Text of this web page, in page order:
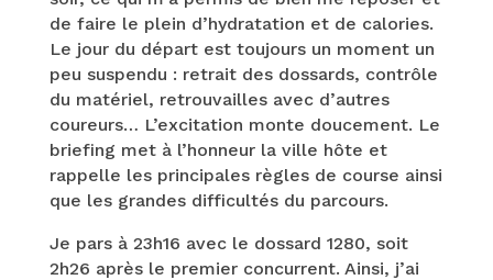
de faire le plein d’hydratation et de calories.
Le jour du départ est toujours un moment un
peu suspendu : retrait des dossards, contrôle
du matériel, retrouvailles avec d’autres
coureurs… L’excitation monte doucement. Le
briefing met à l’honneur la ville hôte et
rappelle les principales règles de course ainsi
que les grandes difficultés du parcours.
Je pars à 23h16 avec le dossard 1280, soit
2h26 après le premier concurrent. Ainsi, j’ai